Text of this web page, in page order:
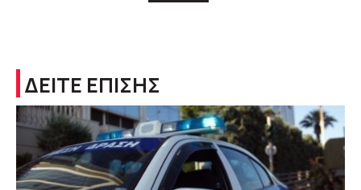
ΔΕΙΤΕ ΕΠΙΣΗΣ